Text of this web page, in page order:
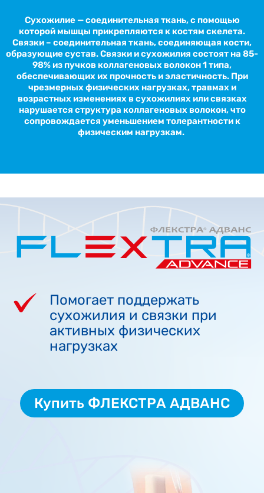
Сухожилие — соединительная ткань, с помощью
которой мышцы прикрепляются к костям скелета.
Связки – соединительная ткань, соединяющая кости,
образующие сустав. Связки и сухожилия состоят на 85-
98% из пучков коллагеновых волокон 1 типа,
обеспечивающих их прочность и эластичность. При
чрезмерных физических нагрузках, травмах и
возрастных изменениях в сухожилиях или связках
нарушается структура коллагеновых волокон, что
сопровождается уменьшением толерантности к
физическим нагрузкам.
Помогает поддержать
сухожилия и связки при
активных физических
нагрузках
Купить ФЛЕКСТРА АДВАНС